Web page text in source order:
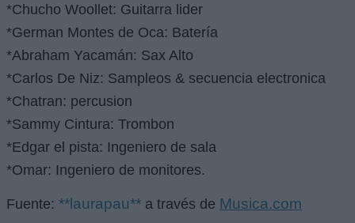
*Chucho Woollet: Guitarra lider
*German Montes de Oca: Batería
*Abraham Yacamán: Sax Alto
*Carlos De Niz: Sampleos & secuencia electronica
*Chatran: percusion
*Sammy Cintura: Trombon
*Edgar el pista: Ingeniero de sala
*Omar: Ingeniero de monitores.
Fuente: **laurapau** a través de Musica.com